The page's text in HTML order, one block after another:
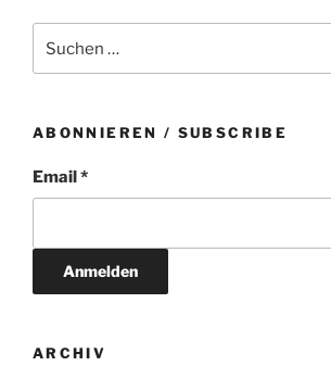
nach:
ABONNIEREN / SUBSCRIBE
Email *
ARCHIV